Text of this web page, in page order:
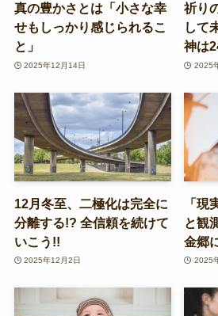
真の豊かさとは「小さな幸
せもしっかり感じられるこ
と」
2025年12月14日
祈り
して
神は
2025
12月冬至、二極化は完全に
分離する!? 全信頼を続けて
いこう!!
2025年12月2日
「現
と観
金郷
2025